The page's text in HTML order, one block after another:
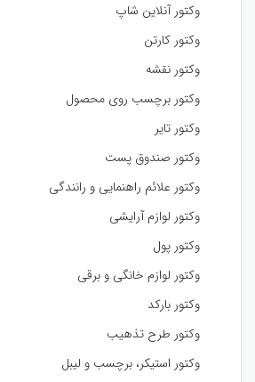
وکتور آنلاین شاپ
وکتور کارتن
وکتور نقشه
وکتور برچسب روی محصول
وکتور تایر
وکتور صندوق پست
وکتور علائم راهنمایی و رانندگی
وکتور لوازم آرایشی
وکتور پول
وکتور لوازم خانگی و برقی
وکتور بارکد
وکتور طرح تذهیب
وکتور استیکر، برچسب و لیبل